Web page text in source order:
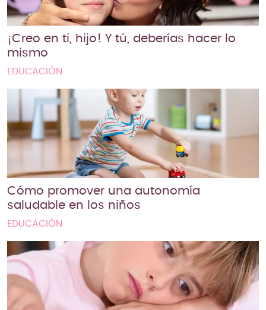
¡Creo en ti, hijo! Y tú, deberías hacer lo
mismo
EDUCACIÓN
Cómo promover una autonomía
saludable en los niños
EDUCACIÓN